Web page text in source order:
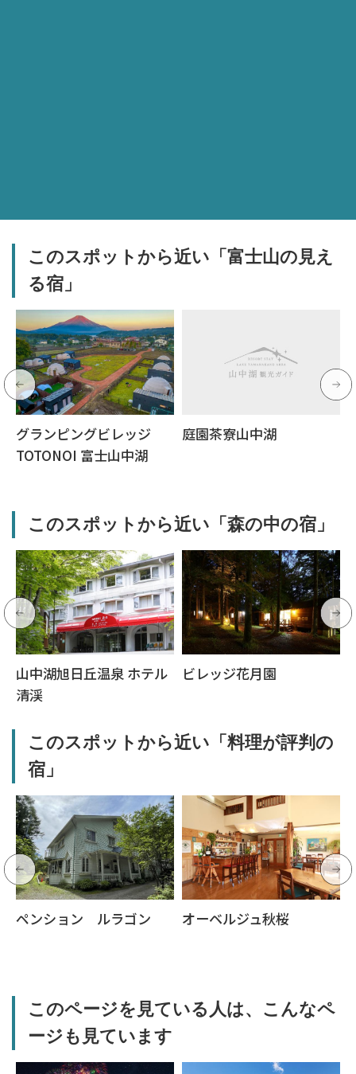
このスポットから近い「富士山の見え
る宿」
グランピングビレッジ
TOTONOI 富士山中湖
庭園茶寮山中湖
このスポットから近い「森の中の宿」
山中湖旭日丘温泉 ホテル
清渓
ビレッジ花月園
このスポットから近い「料理が評判の
宿」
ペンション ルラゴン オーベルジュ秋桜
このページを見ている人は、こんなペ
ージも見ています